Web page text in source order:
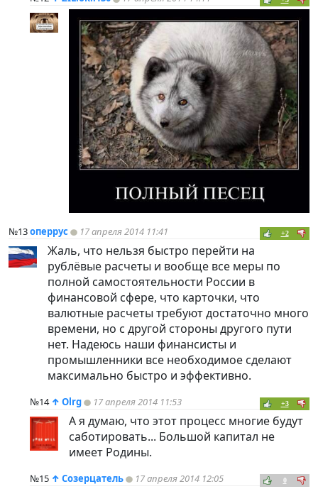
№13оперрус 17 апреля 2014 11:41 +2
Жаль, что нельзя быстро перейти на
рублёвые расчеты и вообще все меры по
полной самостоятельности России в
финансовой сфере, что карточки, что
валютные расчеты требуют достаточно много
времени, но с другой стороны другого пути
нет. Надеюсь наши финансисты и
промышленники все необходимое сделают
максимально быстро и эффективно.
№14 ↑ Olrg 17 апреля 2014 11:53 +3
А я думаю, что этот процесс многие будут
саботировать... Большой капитал не
имеет Родины.
№15 ↑ Созерцатель 17 апреля 2014 12:05 0